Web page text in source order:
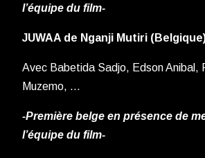
l’équipe du film-
JUWAA de Nganji Mutiri
Avec Babetida Sadjo, Edson Anibal,
Muzemo, …
-Première belge en présence de
l’équipe du film-